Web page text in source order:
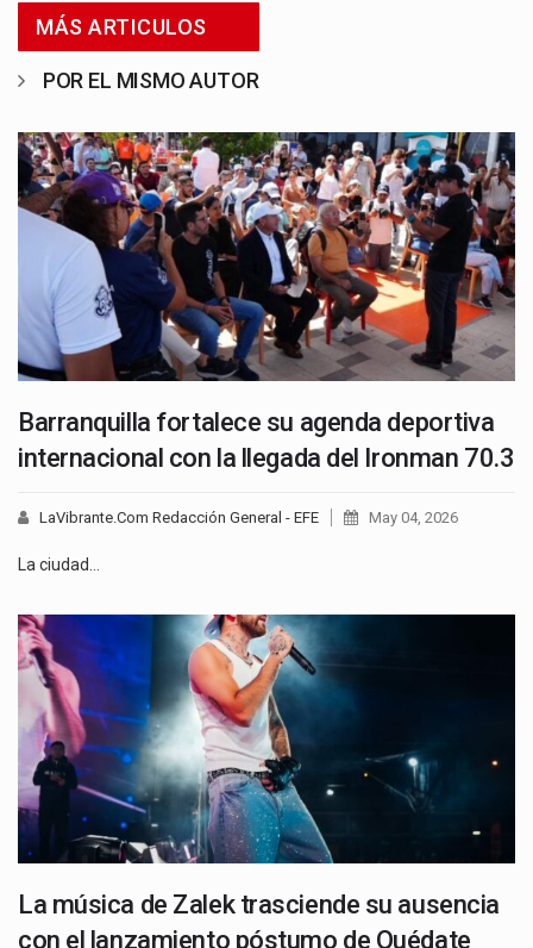
MÁS ARTICULOS
POR EL MISMO AUTOR
Barranquilla fortalece su agenda deportiva
internacional con la llegada del Ironman 70.3
LaVibrante.Com Redacción General - EFE May 04, 2026
La ciudad…
La música de Zalek trasciende su ausencia
con el lanzamiento póstumo de Quédate